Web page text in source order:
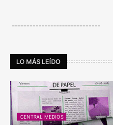
------------------------------
LO MÁS LEÍDO
CENTRAL MEDIOS